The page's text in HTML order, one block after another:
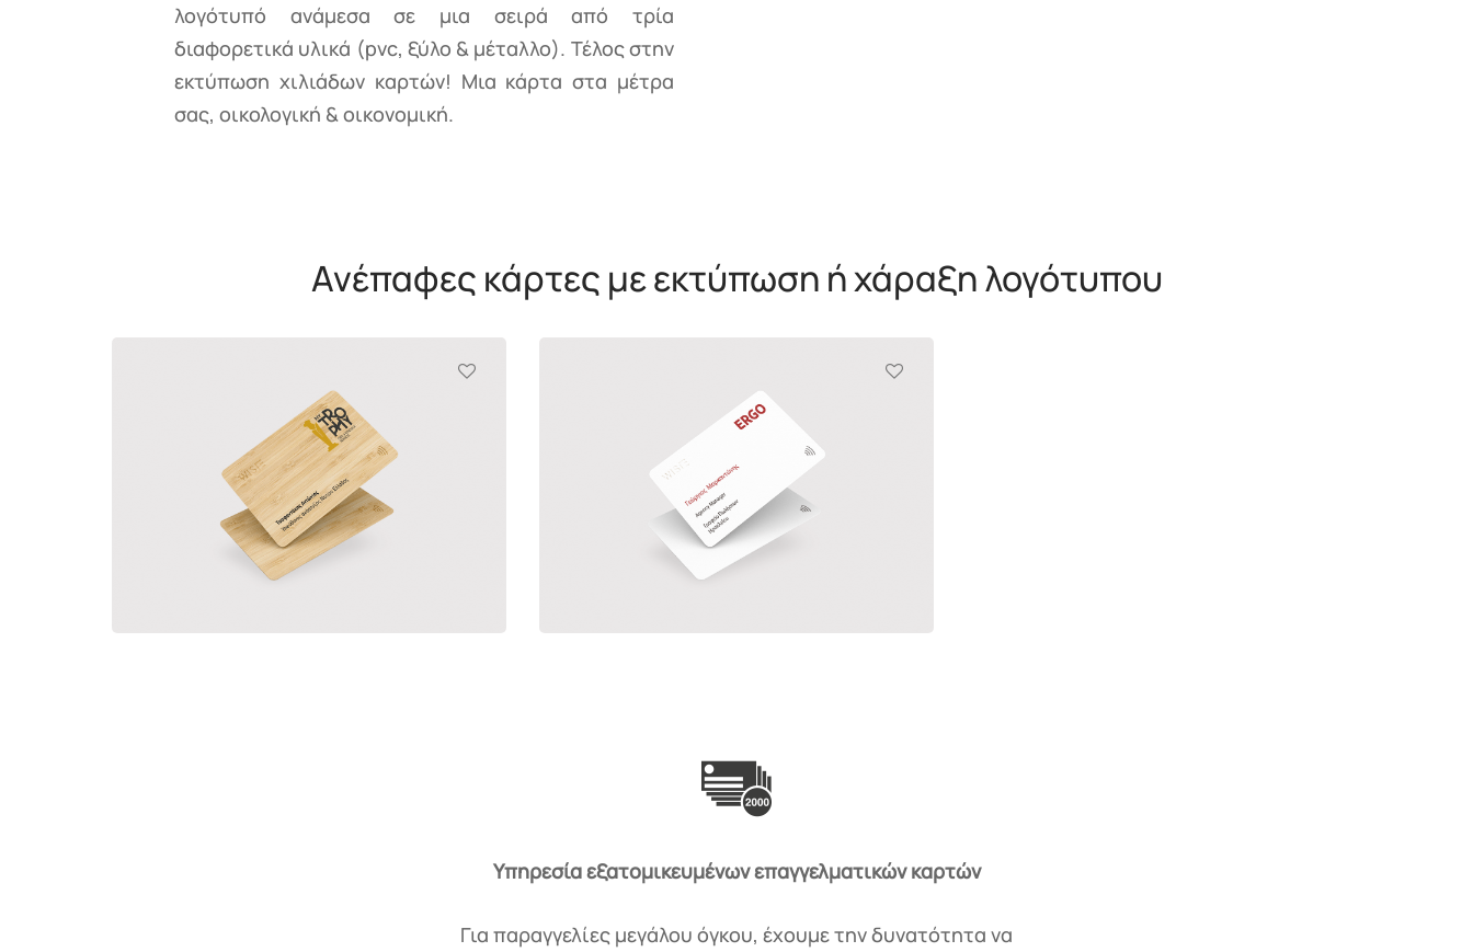
λογότυπό ανάμεσα σε μια σειρά από τρία
διαφορετικά υλικά (pvc, ξύλο & μέταλλο). Τέλος στην
εκτύπωση χιλιάδων καρτών! Μια κάρτα στα μέτρα
σας, οικολογική & οικονομική.
Ανέπαφες κάρτες με εκτύπωση ή χάραξη λογότυπου
Κάρτα Bamboo με Λογότυπο
+ Φ.Π.Α
Κάρτα PVC με Λογότυπο
+ Φ.Π.Α
Υπηρεσία εξατομικευμένων επαγγελματικών καρτών
Για παραγγελίες μεγάλου όγκου, έχουμε την δυνατότητα να